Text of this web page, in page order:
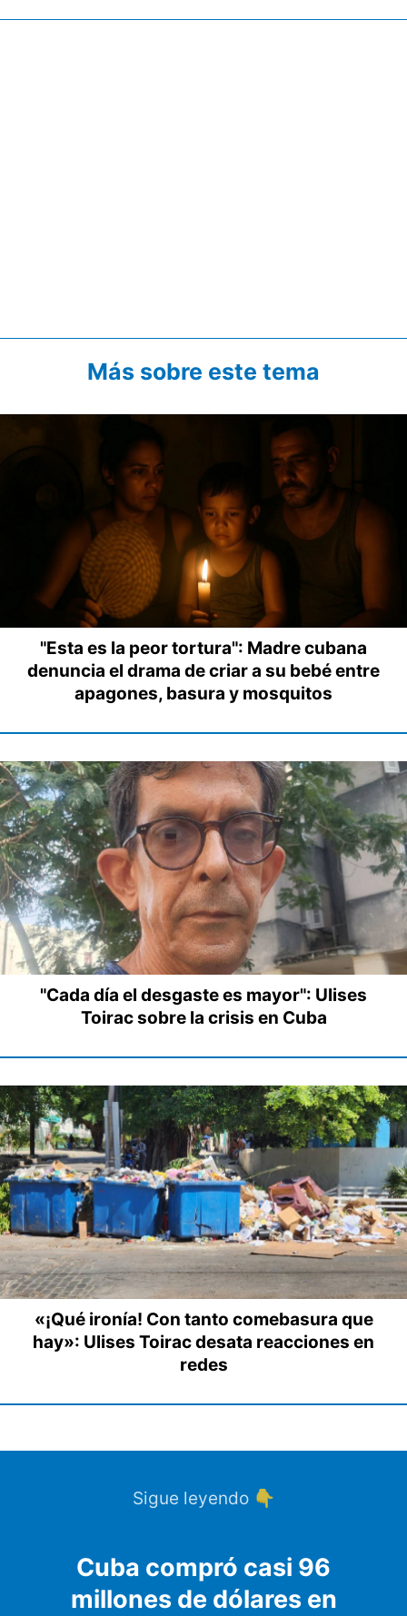
Más sobre este tema
"Esta es la peor tortura": Madre cubana
denuncia el drama de criar a su bebé entre
apagones, basura y mosquitos
"Cada día el desgaste es mayor": Ulises
Toirac sobre la crisis en Cuba
«¡Qué ironía! Con tanto comebasura que
hay»: Ulises Toirac desata reacciones en
redes
Sigue leyendo 👇